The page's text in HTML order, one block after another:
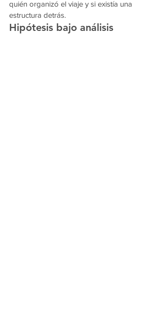
quién organizó el viaje y si existía una
estructura detrás.
Hipótesis bajo análisis